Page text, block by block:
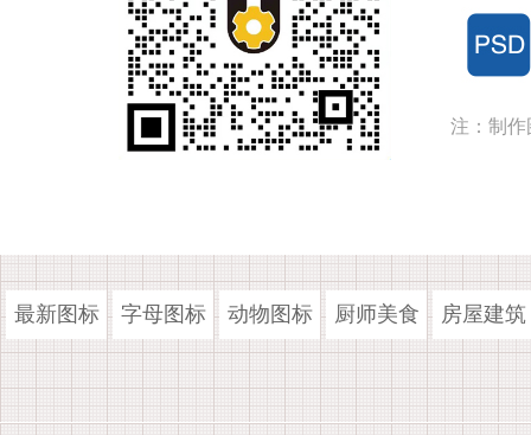
注：制作
最新图标 字母图标 动物图标 厨师美食 房屋建筑